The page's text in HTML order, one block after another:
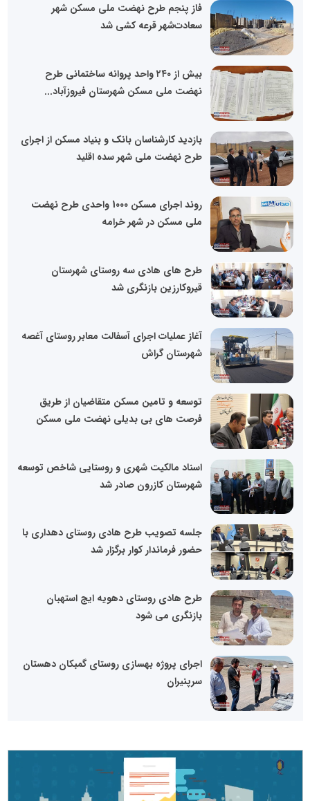
فاز پنجم طرح نهضت ملی مسکن شهر
سعادت‌شهر قرعه کشی شد
بیش از ۲۴۰ واحد پروانه ساختمانی طرح
نهضت ملی مسکن شهرستان فیروزآباد...
بازدید کارشناسان بانک و بنیاد مسکن از اجرای
طرح نهضت ملی شهر سده اقلید
روند اجرای مسکن 1000 واحدی طرح نهضت
ملی مسکن در شهر خرامه
طرح های هادی سه روستای شهرستان
قیروکارزین بازنگری شد
آغاز عملیات اجرای آسفالت معابر روستای آغصه
شهرستان گراش
توسعه و تامین مسکن متقاضیان از طریق
فرصت های بی بدیلی نهضت ملی مسکن
اسناد مالکیت شهری و روستایی شاخص توسعه
شهرستان کازرون صادر شد
جلسه تصویب طرح هادی روستای دهداری با
حضور فرماندار کوار برگزار شد
طرح هادی روستای دهویه ایج استهبان
بازنگری می شود
اجرای پروژه بهسازی روستای گمبکان دهستان
سرپنیران